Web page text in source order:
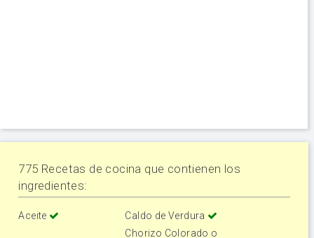
775 Recetas de cocina que contienen los
ingredientes:
Aceite Caldo de Verdura
Chorizo Colorado o